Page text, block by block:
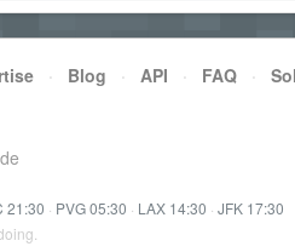
· Blog · API · FAQ ·
21:30 · PVG 05:30 · LAX 14:30 · JFK 17:30